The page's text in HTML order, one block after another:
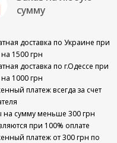
сумму
доставка по Украине при
на 1500 грн
доставка по г.Одессе при
на 1000 грн
платеж всегда за счет
на сумму меньше 300 грн
при 100% оплате
платеж от 300 грн по